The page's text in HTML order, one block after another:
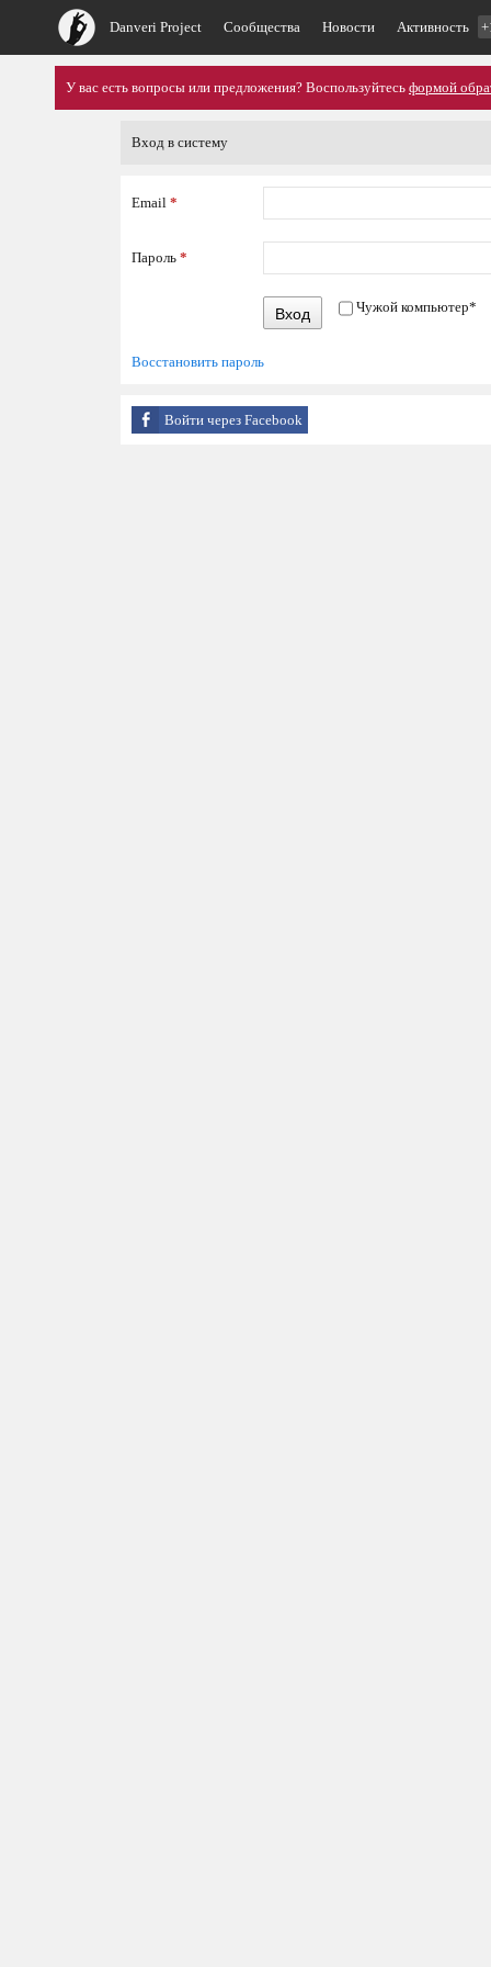
Danveri Project Сообщества Новости Активность
У вас есть вопросы или предложения? Воспользуйтесь формой
Вход в систему
Email *
Пароль *
Вход Чужой компьютер*
Восстановить пароль
Войти через Facebook